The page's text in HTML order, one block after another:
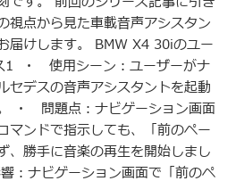
視点から見た車載音声アシスタン
届けします。 BMW X4 30iのユー
1 ・ 使用シーン：ユーザーがナ
セデスの音声アシスタントを起動
・ 問題点：ナビゲーション画面
マンドで指示しても、「前のペー
、勝手に音楽の再生を開始しまし
：ナビゲーション画面で「前のペ